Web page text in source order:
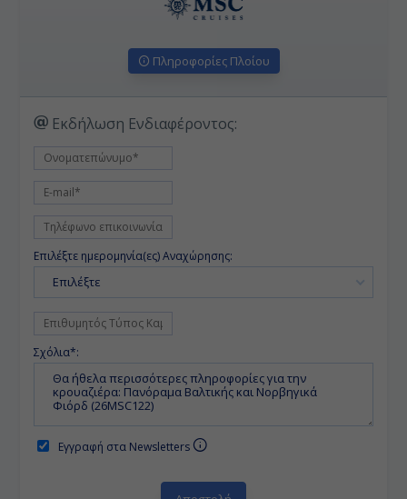
Πληροφορίες Πλοίου
Εκδήλωση Ενδιαφέροντος:
Επιλέξτε ημερομηνία(ες) Αναχώρησης:
Επιλέξτε
Σχόλια*:
Εγγραφή στα Newsletters